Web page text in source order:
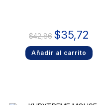
$42,86 $35,72
Añadir al carrito